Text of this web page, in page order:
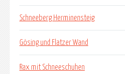
Schneeberg Herminensteig
Gösing und Flatzer Wand
Rax mit Schneeschuhen